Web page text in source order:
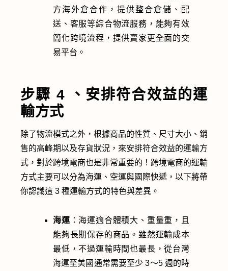
方海外倉合作，提供整合倉儲、配
送、客服等綜合物流服務，能夠有效
簡化跨境流程，提供賣家更全面的交
易平台。
步驟 4 、安排符合效益的運
輸方式
除了物流模式之外，根據商品的性質、尺寸大小、銷
售的高峰期以及存貨狀況，來安排符合效益的運輸方
式，對於跨境電商也是非常重要的！跨境電商的運輸
方式主要可以分為海運、空運與國際快遞，以下將帶
你認識這 3 種運輸方式的特色與差異。
海運 ：海運適合體積大、重量重，且
能夠長期保存的商品。雖然運輸成本
最低，不過運輸時間也最長，從台灣
海運至美國通常需要至少 3～5 週的時